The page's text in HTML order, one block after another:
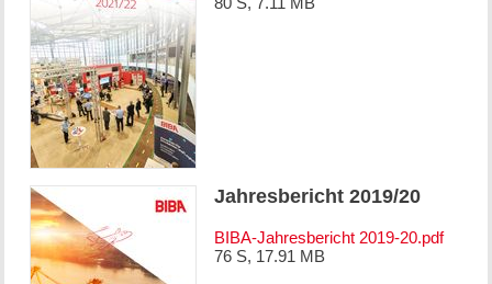
Jahresbericht 2019/20
BIBA-Jahresbericht 2019-20.pdf
76 S, 17.91 MB